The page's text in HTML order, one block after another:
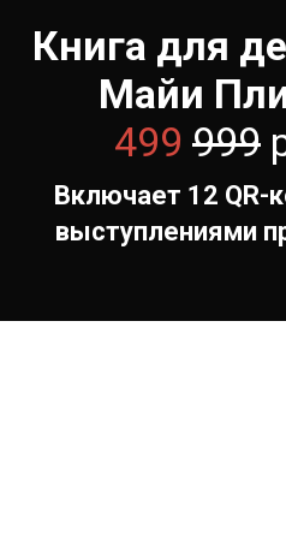
Книга для
Майи
499 999
Включает 12 QR-
выступлениями